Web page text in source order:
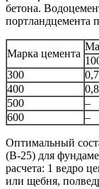
бетона.
портландцемента
Марка цемента
300
400
500
–
600
–
Оптимальный
(В-25) для
расчета: 1 ведро
или щебня,